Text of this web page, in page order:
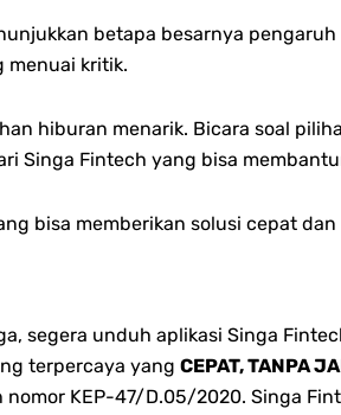
betapa besarnya
menuai kritik.
hiburan menarik. Bicara soal
Singa Fintech yang bisa
bisa memberikan solusi cepat dan
segera unduh aplikasi Singa
terpercaya yang CEPAT, TANPA
KEP-47/D.05/2020. Singa